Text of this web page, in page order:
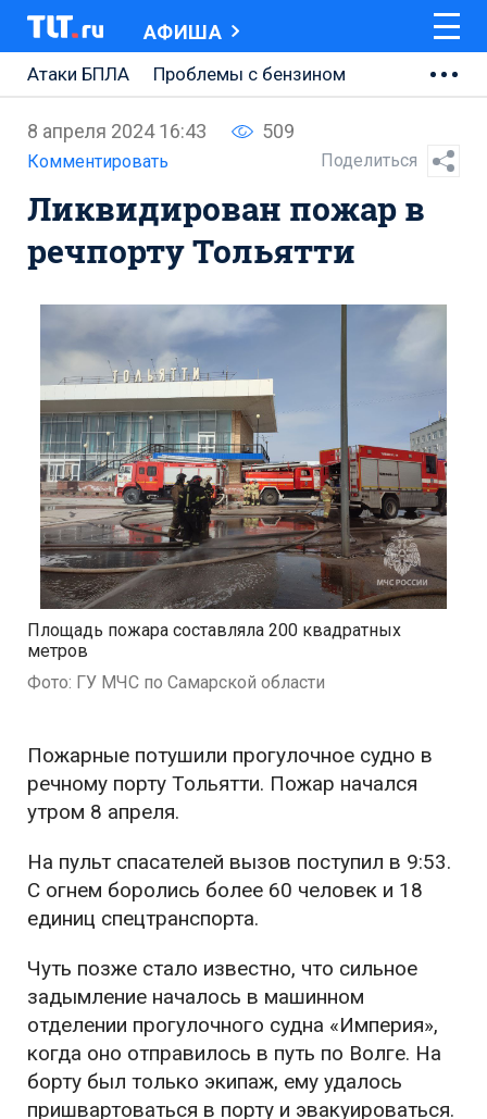
АФИША
Атаки БПЛА
Проблемы с бензином
Ремонт Центральной площади
Ремонт Обводного шоссе
Набережная Тольятти
8 апреля 2024 16:43 509
Комментировать Поделиться
Ликвидирован пожар в
речпорту Тольятти
Площадь пожара составляла 200 квадратных
метров
Фото: ГУ МЧС по Самарской области
Пожарные потушили прогулочное судно в
речному порту Тольятти. Пожар начался
утром 8 апреля.
На пульт спасателей вызов поступил в 9:53.
С огнем боролись более 60 человек и 18
единиц спецтранспорта.
Чуть позже стало известно, что сильное
задымление началось в машинном
отделении прогулочного судна «Империя»,
когда оно отправилось в путь по Волге. На
борту был только экипаж, ему удалось
пришвартоваться в порту и эвакуироваться.